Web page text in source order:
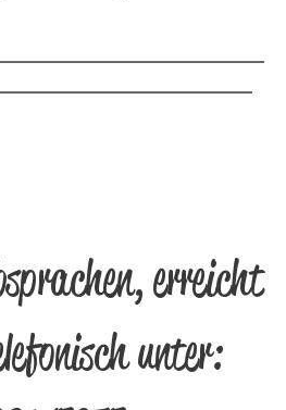
erreicht
unter: